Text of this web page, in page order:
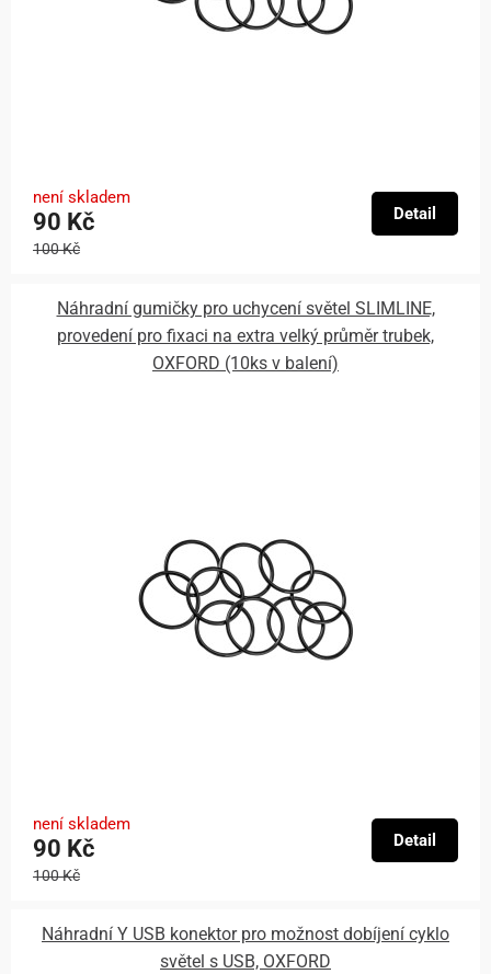
není skladem
90 Kč
100 Kč
Detail
Náhradní gumičky pro uchycení světel SLIMLINE,
provedení pro fixaci na extra velký průměr trubek,
OXFORD (10ks v balení)
není skladem
90 Kč
100 Kč
Detail
Náhradní Y USB konektor pro možnost dobíjení cyklo
světel s USB, OXFORD